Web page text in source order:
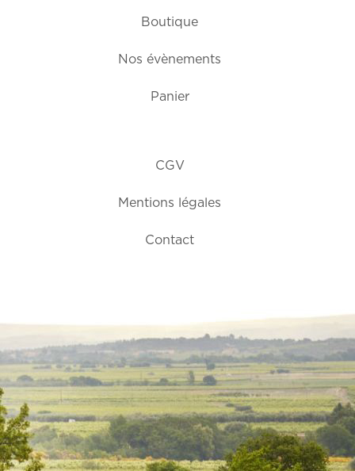
Boutique
Nos évènements
Panier
CGV
Mentions légales
Contact